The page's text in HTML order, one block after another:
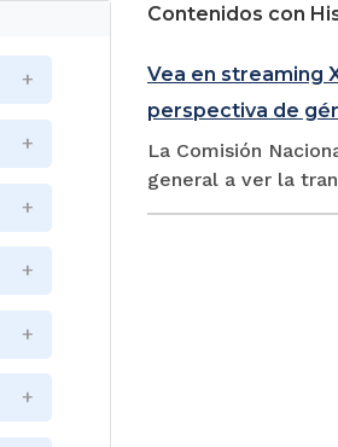
Contenidos con
Vea en streaming
perspectiva de
La Comisión
general a ver la